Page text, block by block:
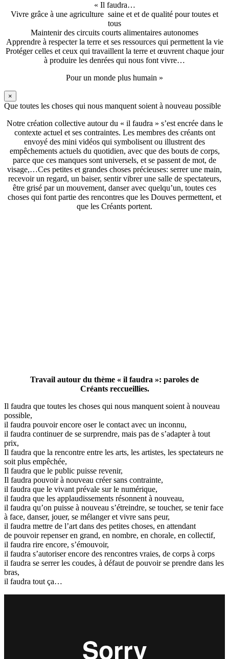
« Il faudra…
Vivre grâce à une agriculture saine et et de qualité pour toutes et
tous
Maintenir des circuits courts alimentaires autonomes
Apprendre à respecter la terre et ses ressources qui permettent la vie
Protéger celles et ceux qui travaillent la terre et œuvrent chaque jour
à produire les denrées qui nous font vivre…
Pour un monde plus humain »
×
Que toutes les choses qui nous manquent soient à nouveau possible
Notre création collective autour du « il faudra » s’est encrée dans le
contexte actuel et ses contraintes. Les membres des créants ont
envoyé des mini vidéos qui symbolisent ou illustrent des
empêchements actuels du quotidien, avec que des bouts de corps,
parce que ces manques sont universels, et se passent de mot, de
visage,…Ces petites et grandes choses précieuses: serrer une main,
recevoir un regard, un baiser, sentir vibrer une salle de spectateurs,
être grisé par un mouvement, danser avec quelqu’un, toutes ces
choses qui font partie des rencontres que les Douves permettent, et
que les Créants portent.
Travail autour du thème « il faudra »: paroles de
Créants reccueillies.
Il faudra que toutes les choses qui nous manquent soient à nouveau
possible,
il faudra pouvoir encore oser le contact avec un inconnu,
il faudra continuer de se surprendre, mais pas de s’adapter à tout
prix,
Il faudra que la rencontre entre les arts, les artistes, les spectateurs ne
soit plus empêchée,
Il faudra que le public puisse revenir,
Il faudra pouvoir à nouveau créer sans contrainte,
il faudra que le vivant prévale sur le numérique,
il faudra que les applaudissements résonnent à nouveau,
il faudra qu’on puisse à nouveau s’étreindre, se toucher, se tenir face
à face, danser, jouer, se mélanger et vivre sans peur,
il faudra mettre de l’art dans des petites choses, en attendant
de pouvoir repenser en grand, en nombre, en chorale, en collectif,
il faudra rire encore, s’émouvoir,
il faudra s’autoriser encore des rencontres vraies, de corps à corps
il faudra se serrer les coudes, à défaut de pouvoir se prendre dans les
bras,
il faudra tout ça…